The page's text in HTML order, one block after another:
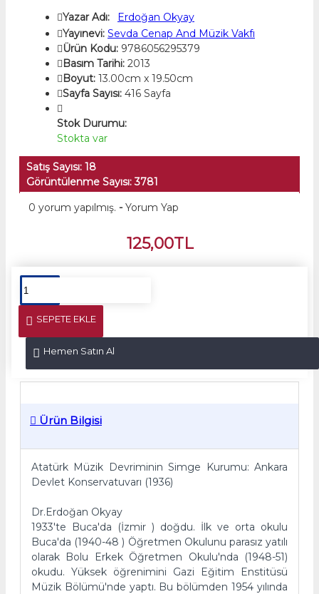
Yazar Adı:
Erdoğan Okyay
Yayınevi: Sevda Cenap And Müzik Vakfı
Ürün Kodu: 9786056295379
Basım Tarihi: 2013
Boyut: 13.00cm x 19.50cm
Sayfa Sayısı: 416 Sayfa
Stok Durumu:
Stokta var
Satış Sayısı: 18
Görüntülenme Sayısı: 3781
0 yorum yapılmış. - Yorum Yap
125,00TL
SEPETE EKLE
Hemen Satın Al
Ürün Bilgisi
Atatürk Müzik Devriminin Simge Kurumu: Ankara
Devlet Konservatuvarı (1936)
Dr.Erdoğan Okyay
1933'te Buca'da (İzmir ) doğdu. İlk ve orta okulu
Buca'da (1940-48 ) Öğretmen Okulunu parasız yatılı
olarak Bolu Erkek Öğretmen Okulu'nda (1948-51)
okudu. Yüksek öğrenimini Gazi Eğitim Enstitüsü
Müzik Bölümü'nde yaptı. Bu bölümden 1954 yılında